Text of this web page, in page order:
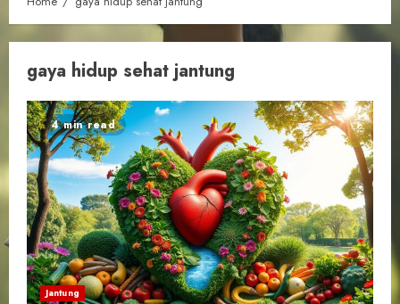
gaya hidup sehat jantung
4 min read
Jantung